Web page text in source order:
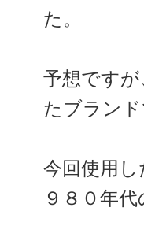
た。
予想です
たブラン
今回使用
９８０年